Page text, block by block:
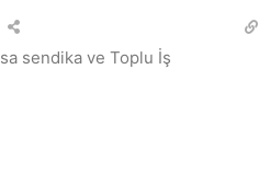
sendika ve Toplu İş